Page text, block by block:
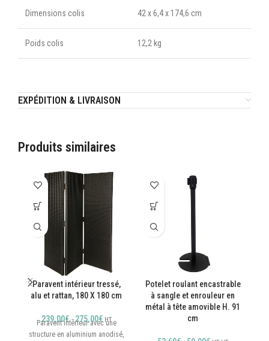
Dimensions colis 42 x 6,4 x 174,6 cm
Poids colis 12,2 kg
EXPÉDITION & LIVRAISON
Produits similaires
Paravent intérieur tressé,
alu et rattan, 180 X 180 cm
239,00€-275,00€ HT
Paravent intérieur avec une
structure en aluminium anodisé,
Potelet roulant encastrable
à sangle et enrouleur en
métal à tête amovible H. 91
cm